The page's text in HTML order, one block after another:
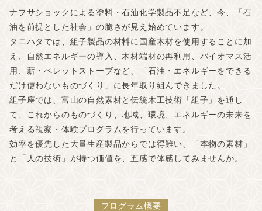
よくある質問
お知らせ
お問い合わせ
ナフサショックによる塗料・石油化学製品不足など、今、「石
油を前提とした社会」の脆さが見え始めています。
タニハタでは、組子製品の材料に国産木材を使用することに加
え、自然エネルギーの導入、木材端材の再利用、バイオマス活
用、薪・ペレットストーブなど、「石油・エネルギーをできる
だけ使わないものづくり」に長年取り組んできました。
組子座では、富山の自然素材と伝統木工技術「組子」を通し
て、これからのものづくり、地域、環境、エネルギーの未来を
考える視察・体験プログラムを行っています。
効率を優先した大量生産製品からでは得難い、「本物の素材」
と「人の技術」が持つ価値を、五感で体感してみませんか。
プログラム概要